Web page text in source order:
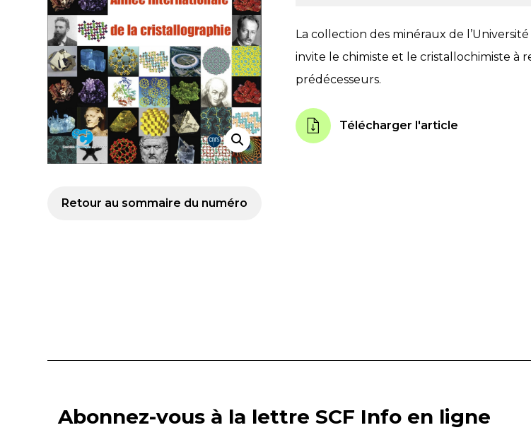
Retour au sommaire du numéro
La collection des minéraux de
invite le chimiste et le cristallochimiste à
prédécesseurs.
Télécharger l'article
Abonnez-vous à la lettre SCF Info en ligne